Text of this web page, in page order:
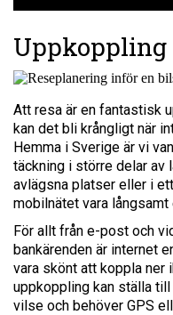
Uppkoppling
Att resa är en fantastisk
kan det bli krångligt när
Hemma i Sverige är vi
täckning i större delar av
avlägsna platser eller i
mobilnätet vara långsamt
För allt från e-post och
bankärenden är internet
vara skönt att koppla ner
uppkoppling kan ställa till
vilse och behöver GPS